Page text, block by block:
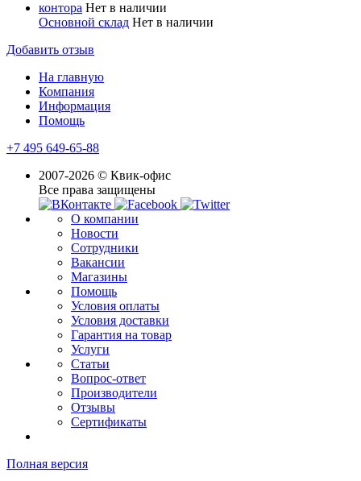
контора Нет в наличии
Основной склад Нет в наличии
Добавить отзыв
На главную
Компания
Информация
Помощь
+7 495 649-65-88
2007-2026 © Квик-офис
Все права защищены
О компании
Новости
Сотрудники
Вакансии
Магазины
Помощь
Условия оплаты
Условия доставки
Гарантия на товар
Услуги
Статьи
Вопрос-ответ
Производители
Отзывы
Сертификаты
Полная версия